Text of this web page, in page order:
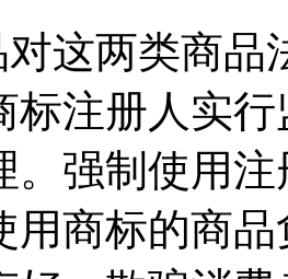
这两类商
标注册人实
。强制使用
用商标的商